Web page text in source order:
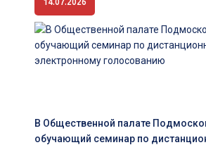
В Общественной палате
обучающий семинар по